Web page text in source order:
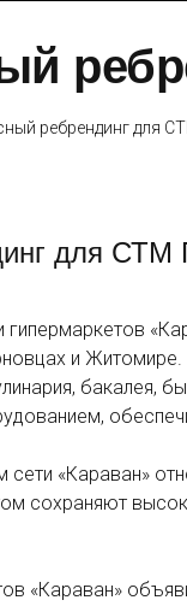
ребрендинг для
для СТМ
и Житомире.
«Караван»
сохраняют
«Караван»